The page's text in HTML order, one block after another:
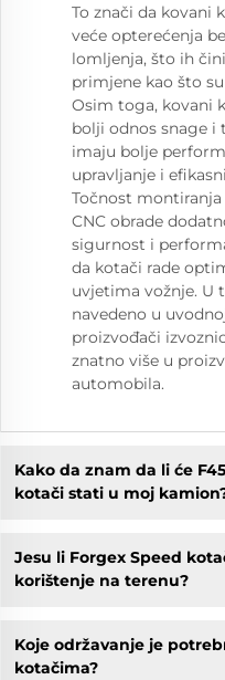
To znači da kovani
veće opterećenja
lomljenja, što ih
primjene kao što
Osim toga, kovani
bolji odnos snage i
imaju bolje
upravljanje i
Točnost
CNC obrade
sigurnost i
da kotači rade
uvjetima vožnje. U
navedeno u
proizvođači
znatno više u
automobila.
Kako da znam da li će
kotači stati u moj
Jesu li Forgex Speed
korištenje na terenu?
Koje održavanje je
kotačima?